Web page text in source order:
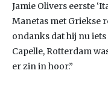
Jamie Olivers eerste
Manetas met Griekse
ondanks dat hij nu
Capelle, Rotterdam
er zin in hoor.”